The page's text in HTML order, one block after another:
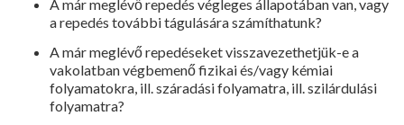
A már meglévő repedés végleges állapotában van, vagy
a repedés további tágulására számítha­tunk?
A már meglévő repedéseket visszavezethet­jük-e a
vakolatban végbemenő fizikai és/vagy kémiai
folyamatokra, ill. száradási folyamat­ra, ill. szilárdulási
folyamatra?